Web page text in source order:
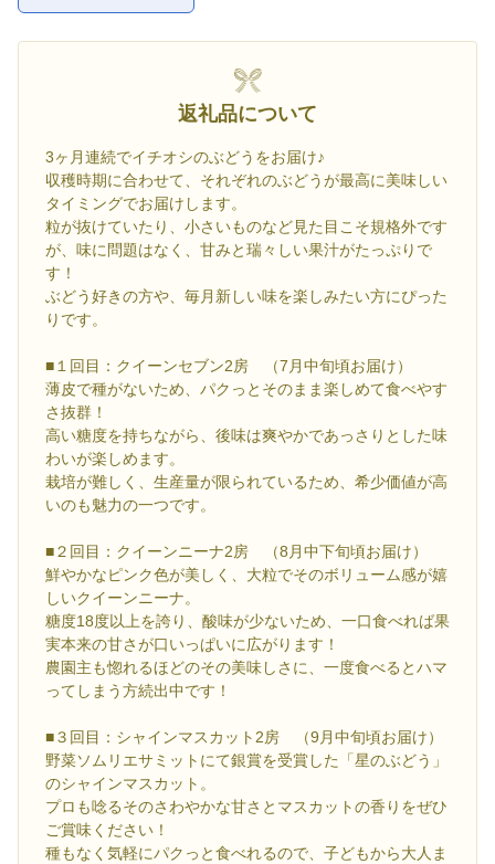
返礼品について
3ヶ月連続でイチオシのぶどうをお届け♪
収穫時期に合わせて、それぞれのぶどうが最高に美味しい
タイミングでお届けします。
粒が抜けていたり、小さいものなど見た目こそ規格外です
が、味に問題はなく、甘みと瑞々しい果汁がたっぷりで
す！
ぶどう好きの方や、毎月新しい味を楽しみたい方にぴった
りです。
■１回目：クイーンセブン2房 （7月中旬頃お届け）
薄皮で種がないため、パクっとそのまま楽しめて食べやす
さ抜群！
高い糖度を持ちながら、後味は爽やかであっさりとした味
わいが楽しめます。
栽培が難しく、生産量が限られているため、希少価値が高
いのも魅力の一つです。
■２回目：クイーンニーナ2房 （8月中下旬頃お届け）
鮮やかなピンク色が美しく、大粒でそのボリューム感が嬉
しいクイーンニーナ。
糖度18度以上を誇り、酸味が少ないため、一口食べれば果
実本来の甘さが口いっぱいに広がります！
農園主も惚れるほどのその美味しさに、一度食べるとハマ
ってしまう方続出中です！
■３回目：シャインマスカット2房 （9月中旬頃お届け）
野菜ソムリエサミットにて銀賞を受賞した「星のぶどう」
のシャインマスカット。
プロも唸るそのさわやかな甘さとマスカットの香りをぜひ
ご賞味ください！
種もなく気軽にパクっと食べれるので、子どもから大人ま